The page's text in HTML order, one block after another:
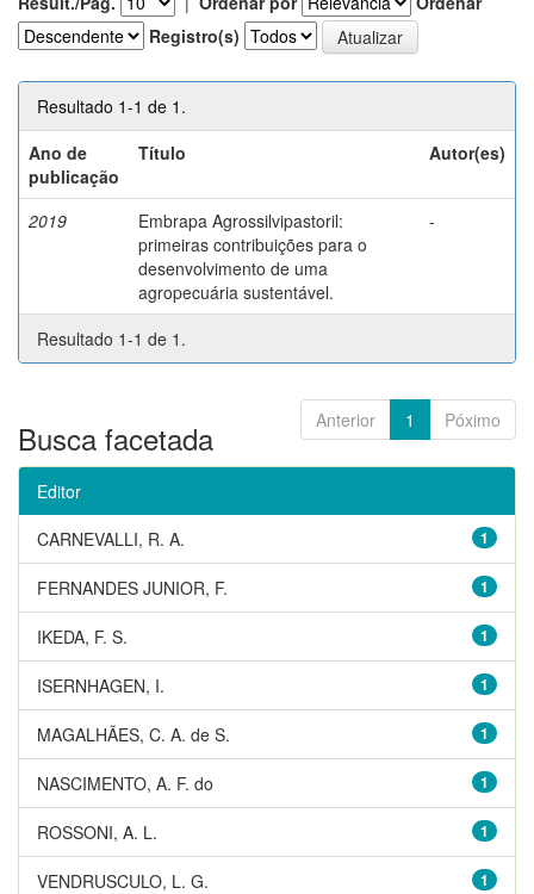
Registro(s)
Resultado 1-1 de 1.
Ano de
publicação
Título Autor(es)
2019
Embrapa Agrossilvipastoril:
primeiras contribuições para o
desenvolvimento de uma
agropecuária sustentável.
-
Resultado 1-1 de 1.
Anterior 1 Póximo
Busca facetada
Editor
1
CARNEVALLI, R. A.
1
FERNANDES JUNIOR, F.
1
IKEDA, F. S.
1
ISERNHAGEN, I.
1
MAGALHÃES, C. A. de S.
1
NASCIMENTO, A. F. do
1
ROSSONI, A. L.
1
VENDRUSCULO, L. G.